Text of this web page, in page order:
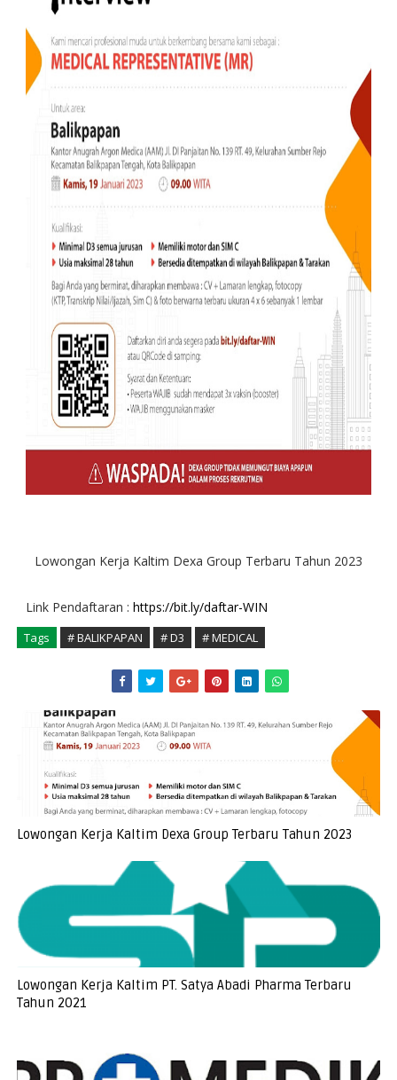
Lowongan Kerja Kaltim Dexa Group Terbaru Tahun 2023
Link Pendaftaran : https://bit.ly/daftar-WIN
Tags # BALIKPAPAN # D3 # MEDICAL
Lowongan Kerja Kaltim Dexa Group Terbaru Tahun 2023
Lowongan Kerja Kaltim PT. Satya Abadi Pharma Terbaru
Tahun 2021